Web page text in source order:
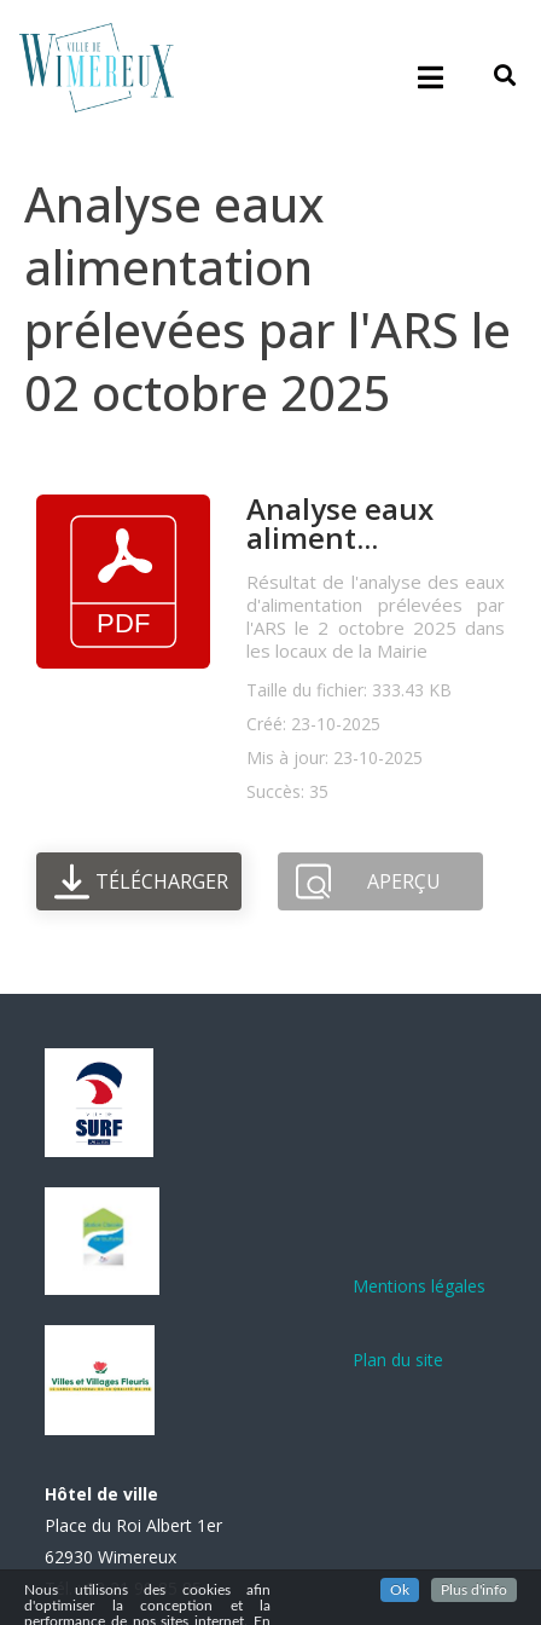
Analyse eaux
alimentation
prélevées par l'ARS le
02 octobre 2025
Analyse eaux
aliment...
Résultat de l'analyse des eaux
d'alimentation prélevées par
l'ARS le 2 octobre 2025 dans
les locaux de la Mairie
Taille du fichier: 333.43 KB
Créé: 23-10-2025
Mis à jour: 23-10-2025
Succès: 35
TÉLÉCHARGER APERÇU
Hôtel de ville
Place du Roi Albert 1er
62930 Wimereux
Tél. : 03 21 99 85 85
Mentions légales
Plan du site
Nous utilisons des cookies afin
d'optimiser la conception et la
performance de nos sites internet. En
Ok Plus d'info